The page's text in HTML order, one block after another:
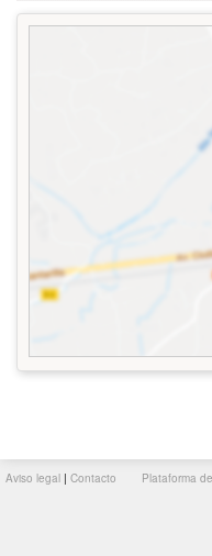
Aviso legal | Contacto Plataforma